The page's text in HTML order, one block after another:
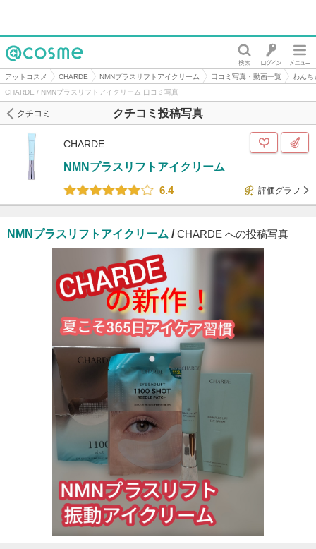
@cosme
アットコスメ CHARDE NMNプラスリフトアイクリーム 口コミ写真・動画一覧
わんち
CHARDE / NMNプラスリフトアイクリーム 口コミ写真
クチコミ投稿写真
クチコミ
CHARDE
NMNプラスリフトアイクリーム
6.4
評価グラフ
NMNプラスリフトアイクリーム /CHARDE への投稿写真